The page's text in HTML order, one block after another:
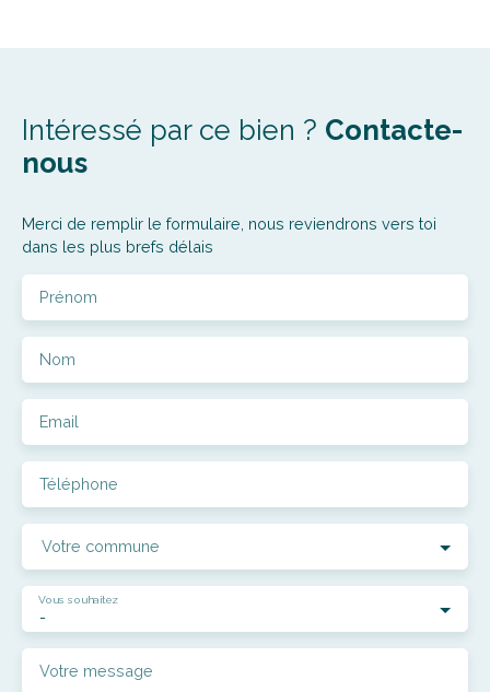
Intéressé par ce bien ? Contacte-
nous
Merci de remplir le formulaire, nous reviendrons vers toi
dans les plus brefs délais
Prénom
Nom
Email
Téléphone
Votre commune
-
Vous souhaitez
Votre message